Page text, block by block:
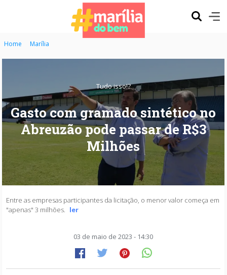
Home Marília
Tudo isso!?
Gasto com gramado sintético no
Abreuzão pode passar de R$3
Milhões
Entre as empresas participantes da licitação, o menor valor começa em
"apenas" 3 milhões. ler
03 de maio de 2023 - 14:30